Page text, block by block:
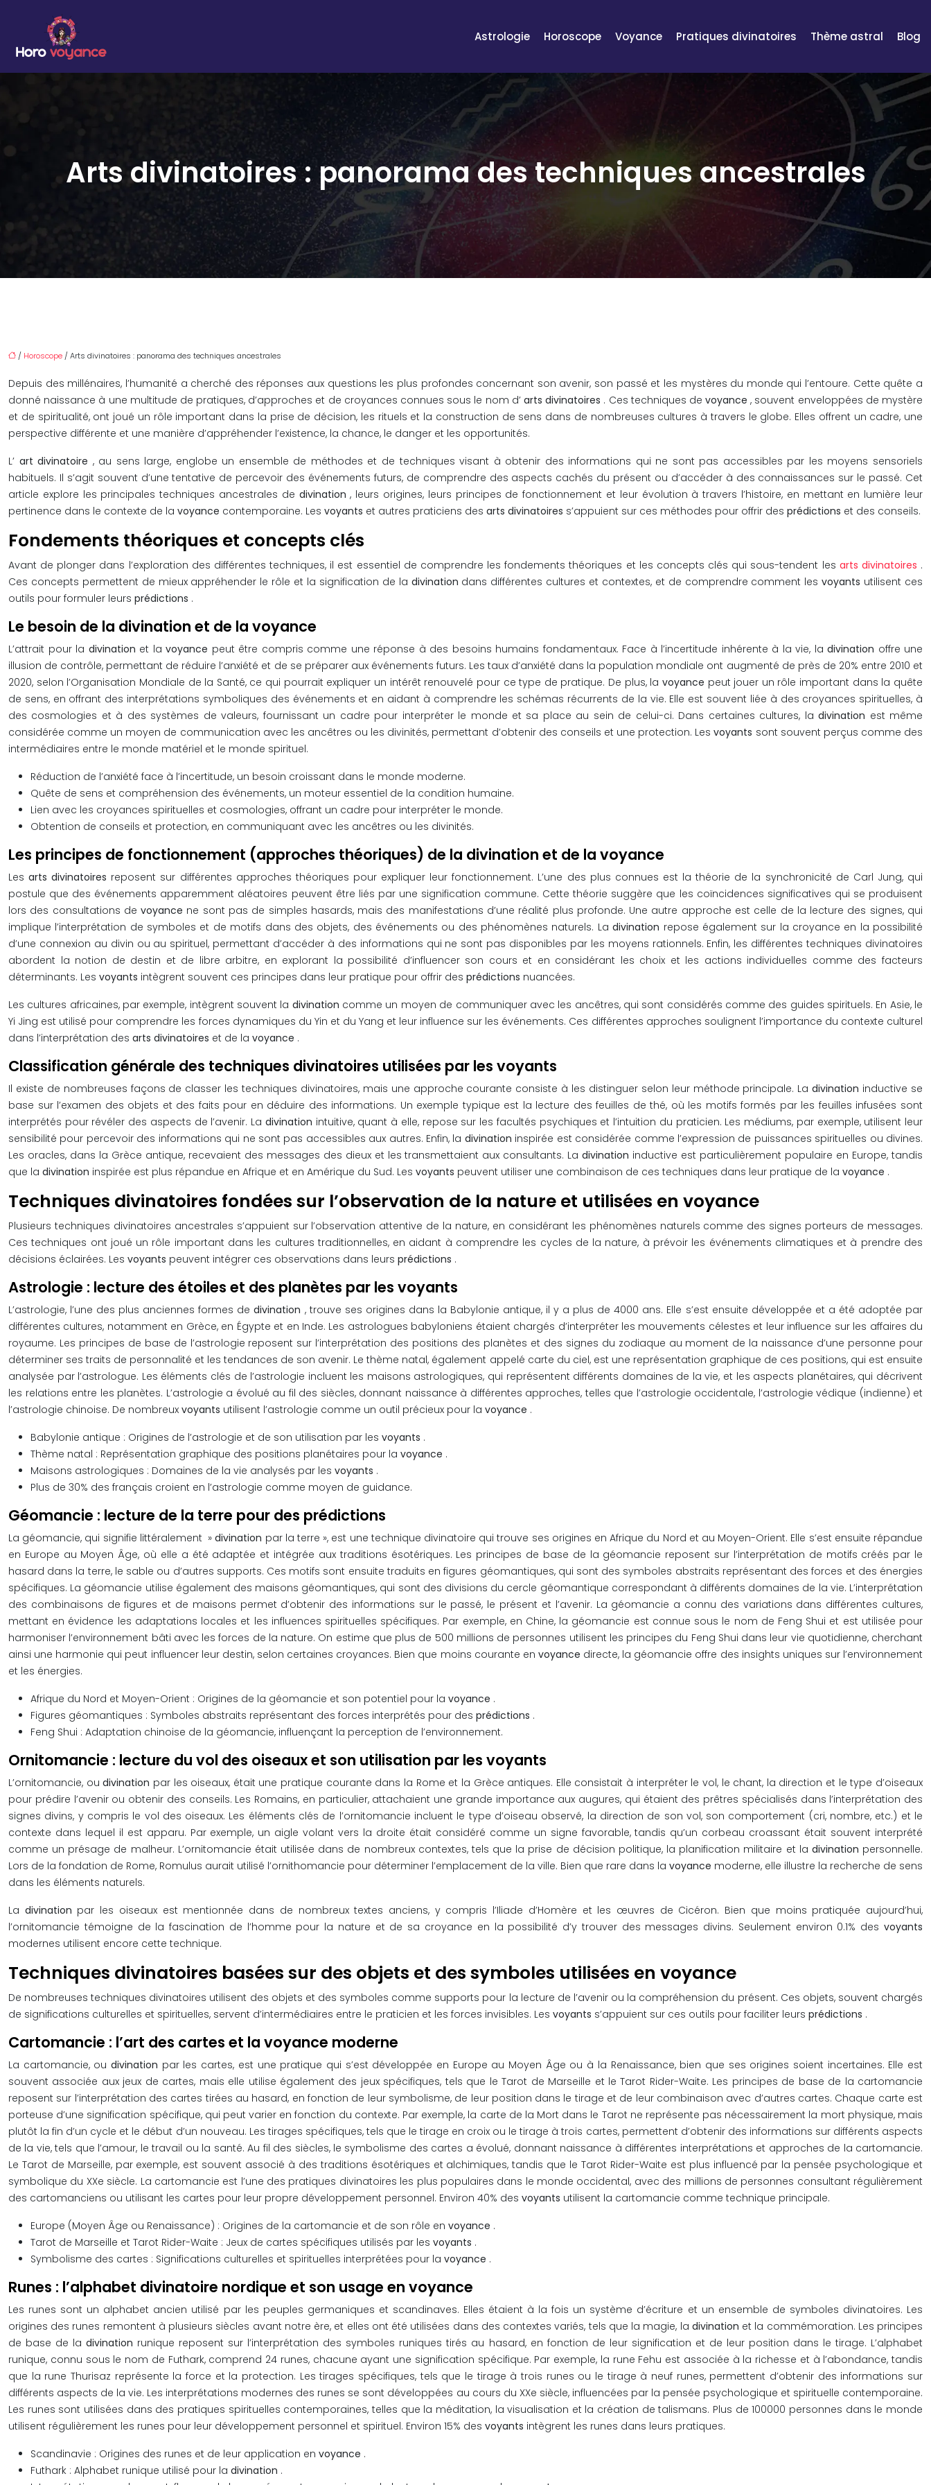
Astrologie Horoscope Voyance Pratiques divinatoires Thème astral Blog
Arts divinatoires : panorama des techniques ancestrales
/ Horoscope / Arts divinatoires : panorama des techniques ancestrales
Depuis des millénaires, l’humanité a cherché des réponses aux questions les plus profondes concernant son avenir, son passé et les mystères du monde qui l’entoure. Cette quête a
donné naissance à une multitude de pratiques, d’approches et de croyances connues sous le nom d’ arts divinatoires . Ces techniques devoyance, souvent enveloppées de mystère
et de spiritualité, ont joué un rôle important dans la prise de décision, les rituels et la construction de sens dans de nombreuses cultures à travers le globe. Elles offrent un cadre, une
perspective différente et une manière d’appréhender l’existence, la chance, le danger et les opportunités.
L’ art divinatoire , au sens large, englobe un ensemble de méthodes et de techniques visant à obtenir des informations qui ne sont pas accessibles par les moyens sensoriels
habituels. Il s’agit souvent d’une tentative de percevoir des événements futurs, de comprendre des aspects cachés du présent ou d’accéder à des connaissances sur le passé. Cet
article explore les principales techniques ancestrales de divination, leurs origines, leurs principes de fonctionnement et leur évolution à travers l’histoire, en mettant en lumière leur
pertinence dans le contexte de la voyance contemporaine. Les voyants et autres praticiens des arts divinatoires s’appuient sur ces méthodes pour offrir des prédictions et des conseils.
Fondements théoriques et concepts clés
Avant de plonger dans l’exploration des différentes techniques, il est essentiel de comprendre les fondements théoriques et les concepts clés qui sous-tendent les arts divinatoires .
Ces concepts permettent de mieux appréhender le rôle et la signification de la divination dans différentes cultures et contextes, et de comprendre comment lesvoyants utilisent ces
outils pour formuler leurs prédictions .
Le besoin de la divination et de la voyance
L’attrait pour la divination et la voyance peut être compris comme une réponse à des besoins humains fondamentaux. Face à l’incertitude inhérente à la vie, la divination offre une
illusion de contrôle, permettant de réduire l’anxiété et de se préparer aux événements futurs. Les taux d’anxiété dans la population mondiale ont augmenté de près de 20% entre 2010 et
2020, selon l’Organisation Mondiale de la Santé, ce qui pourrait expliquer un intérêt renouvelé pour ce type de pratique. De plus, la voyance peut jouer un rôle important dans la quête
de sens, en offrant des interprétations symboliques des événements et en aidant à comprendre les schémas récurrents de la vie. Elle est souvent liée à des croyances spirituelles, à
des cosmologies et à des systèmes de valeurs, fournissant un cadre pour interpréter le monde et sa place au sein de celui-ci. Dans certaines cultures, ladivination est même
considérée comme un moyen de communication avec les ancêtres ou les divinités, permettant d’obtenir des conseils et une protection. Lesvoyants sont souvent perçus comme des
intermédiaires entre le monde matériel et le monde spirituel.
Réduction de l’anxiété face à l’incertitude, un besoin croissant dans le monde moderne.
Quête de sens et compréhension des événements, un moteur essentiel de la condition humaine.
Lien avec les croyances spirituelles et cosmologies, offrant un cadre pour interpréter le monde.
Obtention de conseils et protection, en communiquant avec les ancêtres ou les divinités.
Les principes de fonctionnement (approches théoriques) de la divination et de la voyance
Lesarts divinatoires reposent sur différentes approches théoriques pour expliquer leur fonctionnement. L’une des plus connues est la théorie de la synchronicité de Carl Jung, qui
postule que des événements apparemment aléatoires peuvent être liés par une signification commune. Cette théorie suggère que les coïncidences significatives qui se produisent
lors des consultations devoyance ne sont pas de simples hasards, mais des manifestations d’une réalité plus profonde. Une autre approche est celle de la lecture des signes, qui
implique l’interprétation de symboles et de motifs dans des objets, des événements ou des phénomènes naturels. Ladivination repose également sur la croyance en la possibilité
d’une connexion au divin ou au spirituel, permettant d’accéder à des informations qui ne sont pas disponibles par les moyens rationnels. Enfin, les différentes techniques divinatoires
abordent la notion de destin et de libre arbitre, en explorant la possibilité d’influencer son cours et en considérant les choix et les actions individuelles comme des facteurs
déterminants. Les voyants intègrent souvent ces principes dans leur pratique pour offrir des prédictions nuancées.
Les cultures africaines, par exemple, intègrent souvent la divination comme un moyen de communiquer avec les ancêtres, qui sont considérés comme des guides spirituels. En Asie, le
Yi Jing est utilisé pour comprendre les forces dynamiques du Yin et du Yang et leur influence sur les événements. Ces différentes approches soulignent l’importance du contexte culturel
dans l’interprétation des arts divinatoires et de la voyance .
Classification générale des techniques divinatoires utilisées par les voyants
Il existe de nombreuses façons de classer les techniques divinatoires, mais une approche courante consiste à les distinguer selon leur méthode principale. Ladivination inductive se
base sur l’examen des objets et des faits pour en déduire des informations. Un exemple typique est la lecture des feuilles de thé, où les motifs formés par les feuilles infusées sont
interprétés pour révéler des aspects de l’avenir. La divination intuitive, quant à elle, repose sur les facultés psychiques et l’intuition du praticien. Les médiums, par exemple, utilisent leur
sensibilité pour percevoir des informations qui ne sont pas accessibles aux autres. Enfin, la divination inspirée est considérée comme l’expression de puissances spirituelles ou divines.
Les oracles, dans la Grèce antique, recevaient des messages des dieux et les transmettaient aux consultants. Ladivination inductive est particulièrement populaire en Europe, tandis
que la divination inspirée est plus répandue en Afrique et en Amérique du Sud. Les voyants peuvent utiliser une combinaison de ces techniques dans leur pratique de la voyance .
Techniques divinatoires fondées sur l’observation de la nature et utilisées en voyance
Plusieurs techniques divinatoires ancestrales s’appuient sur l’observation attentive de la nature, en considérant les phénomènes naturels comme des signes porteurs de messages.
Ces techniques ont joué un rôle important dans les cultures traditionnelles, en aidant à comprendre les cycles de la nature, à prévoir les événements climatiques et à prendre des
décisions éclairées. Les voyants peuvent intégrer ces observations dans leurs prédictions .
Astrologie : lecture des étoiles et des planètes par les voyants
L’astrologie, l’une des plus anciennes formes dedivination , trouve ses origines dans la Babylonie antique, il y a plus de 4000 ans. Elle s’est ensuite développée et a été adoptée par
différentes cultures, notamment en Grèce, en Égypte et en Inde. Les astrologues babyloniens étaient chargés d’interpréter les mouvements célestes et leur influence sur les affaires du
royaume. Les principes de base de l’astrologie reposent sur l’interprétation des positions des planètes et des signes du zodiaque au moment de la naissance d’une personne pour
déterminer ses traits de personnalité et les tendances de son avenir. Le thème natal, également appelé carte du ciel, est une représentation graphique de ces positions, qui est ensuite
analysée par l’astrologue. Les éléments clés de l’astrologie incluent les maisons astrologiques, qui représentent différents domaines de la vie, et les aspects planétaires, qui décrivent
les relations entre les planètes. L’astrologie a évolué au fil des siècles, donnant naissance à différentes approches, telles que l’astrologie occidentale, l’astrologie védique (indienne) et
l’astrologie chinoise. De nombreux voyants utilisent l’astrologie comme un outil précieux pour la voyance .
Babylonie antique : Origines de l’astrologie et de son utilisation par les voyants .
Thème natal : Représentation graphique des positions planétaires pour la voyance .
Maisons astrologiques : Domaines de la vie analysés par les voyants .
Plus de 30% des français croient en l’astrologie comme moyen de guidance.
Géomancie : lecture de la terre pour des prédictions
La géomancie, qui signifie littéralement »divination par la terre », est une technique divinatoire qui trouve ses origines en Afrique du Nord et au Moyen-Orient. Elle s’est ensuite répandue
en Europe au Moyen Âge, où elle a été adaptée et intégrée aux traditions ésotériques. Les principes de base de la géomancie reposent sur l’interprétation de motifs créés par le
hasard dans la terre, le sable ou d’autres supports. Ces motifs sont ensuite traduits en figures géomantiques, qui sont des symboles abstraits représentant des forces et des énergies
spécifiques. La géomancie utilise également des maisons géomantiques, qui sont des divisions du cercle géomantique correspondant à différents domaines de la vie. L’interprétation
des combinaisons de figures et de maisons permet d’obtenir des informations sur le passé, le présent et l’avenir. La géomancie a connu des variations dans différentes cultures,
mettant en évidence les adaptations locales et les influences spirituelles spécifiques. Par exemple, en Chine, la géomancie est connue sous le nom de Feng Shui et est utilisée pour
harmoniser l’environnement bâti avec les forces de la nature. On estime que plus de 500 millions de personnes utilisent les principes du Feng Shui dans leur vie quotidienne, cherchant
ainsi une harmonie qui peut influencer leur destin, selon certaines croyances. Bien que moins courante en voyance directe, la géomancie offre des insights uniques sur l’environnement
et les énergies.
Afrique du Nord et Moyen-Orient : Origines de la géomancie et son potentiel pour la voyance .
Figures géomantiques : Symboles abstraits représentant des forces interprétés pour des prédictions .
Feng Shui : Adaptation chinoise de la géomancie, influençant la perception de l’environnement.
Ornitomancie : lecture du vol des oiseaux et son utilisation par les voyants
L’ornitomancie, oudivination par les oiseaux, était une pratique courante dans la Rome et la Grèce antiques. Elle consistait à interpréter le vol, le chant, la direction et le type d’oiseaux
pour prédire l’avenir ou obtenir des conseils. Les Romains, en particulier, attachaient une grande importance aux augures, qui étaient des prêtres spécialisés dans l’interprétation des
signes divins, y compris le vol des oiseaux. Les éléments clés de l’ornitomancie incluent le type d’oiseau observé, la direction de son vol, son comportement (cri, nombre, etc.) et le
contexte dans lequel il est apparu. Par exemple, un aigle volant vers la droite était considéré comme un signe favorable, tandis qu’un corbeau croassant était souvent interprété
comme un présage de malheur. L’ornitomancie était utilisée dans de nombreux contextes, tels que la prise de décision politique, la planification militaire et la divination personnelle.
Lors de la fondation de Rome, Romulus aurait utilisé l’ornithomancie pour déterminer l’emplacement de la ville. Bien que rare dans la voyance moderne, elle illustre la recherche de sens
dans les éléments naturels.
La divination par les oiseaux est mentionnée dans de nombreux textes anciens, y compris l’Iliade d’Homère et les œuvres de Cicéron. Bien que moins pratiquée aujourd’hui,
l’ornitomancie témoigne de la fascination de l’homme pour la nature et de sa croyance en la possibilité d’y trouver des messages divins. Seulement environ 0.1% des voyants
modernes utilisent encore cette technique.
Techniques divinatoires basées sur des objets et des symboles utilisées en voyance
De nombreuses techniques divinatoires utilisent des objets et des symboles comme supports pour la lecture de l’avenir ou la compréhension du présent. Ces objets, souvent chargés
de significations culturelles et spirituelles, servent d’intermédiaires entre le praticien et les forces invisibles. Les voyants s’appuient sur ces outils pour faciliter leurs prédictions .
Cartomancie : l’art des cartes et la voyance moderne
La cartomancie, oudivination par les cartes, est une pratique qui s’est développée en Europe au Moyen Âge ou à la Renaissance, bien que ses origines soient incertaines. Elle est
souvent associée aux jeux de cartes, mais elle utilise également des jeux spécifiques, tels que le Tarot de Marseille et le Tarot Rider-Waite. Les principes de base de la cartomancie
reposent sur l’interprétation des cartes tirées au hasard, en fonction de leur symbolisme, de leur position dans le tirage et de leur combinaison avec d’autres cartes. Chaque carte est
porteuse d’une signification spécifique, qui peut varier en fonction du contexte. Par exemple, la carte de la Mort dans le Tarot ne représente pas nécessairement la mort physique, mais
plutôt la fin d’un cycle et le début d’un nouveau. Les tirages spécifiques, tels que le tirage en croix ou le tirage à trois cartes, permettent d’obtenir des informations sur différents aspects
de la vie, tels que l’amour, le travail ou la santé. Au fil des siècles, le symbolisme des cartes a évolué, donnant naissance à différentes interprétations et approches de la cartomancie.
Le Tarot de Marseille, par exemple, est souvent associé à des traditions ésotériques et alchimiques, tandis que le Tarot Rider-Waite est plus influencé par la pensée psychologique et
symbolique du XXe siècle. La cartomancie est l’une des pratiques divinatoires les plus populaires dans le monde occidental, avec des millions de personnes consultant régulièrement
des cartomanciens ou utilisant les cartes pour leur propre développement personnel. Environ 40% des voyants utilisent la cartomancie comme technique principale.
Europe (Moyen Âge ou Renaissance) : Origines de la cartomancie et de son rôle en voyance .
Tarot de Marseille et Tarot Rider-Waite : Jeux de cartes spécifiques utilisés par les voyants .
Symbolisme des cartes : Significations culturelles et spirituelles interprétées pour la voyance .
Runes : l’alphabet divinatoire nordique et son usage en voyance
Les runes sont un alphabet ancien utilisé par les peuples germaniques et scandinaves. Elles étaient à la fois un système d’écriture et un ensemble de symboles divinatoires. Les
origines des runes remontent à plusieurs siècles avant notre ère, et elles ont été utilisées dans des contextes variés, tels que la magie, la divination et la commémoration. Les principes
de base de ladivination runique reposent sur l’interprétation des symboles runiques tirés au hasard, en fonction de leur signification et de leur position dans le tirage. L’alphabet
runique, connu sous le nom de Futhark, comprend 24 runes, chacune ayant une signification spécifique. Par exemple, la rune Fehu est associée à la richesse et à l’abondance, tandis
que la rune Thurisaz représente la force et la protection. Les tirages spécifiques, tels que le tirage à trois runes ou le tirage à neuf runes, permettent d’obtenir des informations sur
différents aspects de la vie. Les interprétations modernes des runes se sont développées au cours du XXe siècle, influencées par la pensée psychologique et spirituelle contemporaine.
Les runes sont utilisées dans des pratiques spirituelles contemporaines, telles que la méditation, la visualisation et la création de talismans. Plus de 100000 personnes dans le monde
utilisent régulièrement les runes pour leur développement personnel et spirituel. Environ 15% des voyants intègrent les runes dans leurs pratiques.
Scandinavie : Origines des runes et de leur application en voyance .
Futhark : Alphabet runique utilisé pour la divination .